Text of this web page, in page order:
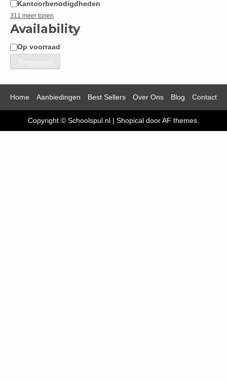
Kantoorbenodigdheden
311 meer tonen
Availability
Beschikbaarheid
Op voorraad
Toepassen
Home Aanbiedingen Best Sellers Over Ons Blog Contact
Copyright © Schoolspul.nl | Shopical door AF themes.